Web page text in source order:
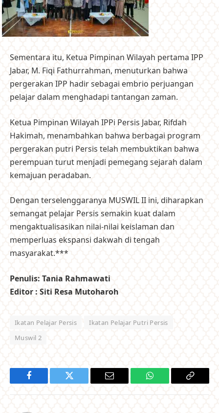
Sementara itu, Ketua Pimpinan Wilayah pertama IPP
Jabar, M. Fiqi Fathurrahman, menuturkan bahwa
pergerakan IPP hadir sebagai embrio perjuangan
pelajar dalam menghadapi tantangan zaman.
Ketua Pimpinan Wilayah IPPi Persis Jabar, Rifdah
Hakimah, menambahkan bahwa berbagai program
pergerakan putri Persis telah membuktikan bahwa
perempuan turut menjadi pemegang sejarah dalam
kemajuan peradaban.
Dengan terselenggaranya MUSWIL II ini, diharapkan
semangat pelajar Persis semakin kuat dalam
mengaktualisasikan nilai-nilai keislaman dan
memperluas ekspansi dakwah di tengah
masyarakat.***
Penulis: Tania Rahmawati
Editor : Siti Resa Mutoharoh
Ikatan Pelajar Persis
Ikatan Pelajar Putri Persis
Muswil 2
Facebook Twitter Email WhatsApp Copy